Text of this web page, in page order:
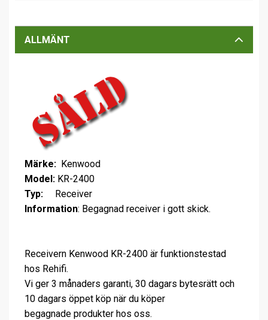
ALLMÄNT
Märke: Kenwood
Model: KR-2400
Typ:
Receiver
Information: Begagnad receiver i gott skick.
Receivern Kenwood KR-2400 är funktionstestad
hos Rehifi.
Vi ger 3 månaders garanti, 30 dagars bytesrätt och
10 dagars öppet köp när du köper
begagnade produkter hos oss.